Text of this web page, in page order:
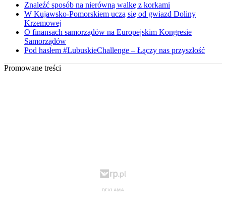
Znaleźć sposób na nierówną walkę z korkami
W Kujawsko-Pomorskiem uczą się od gwiazd Doliny
Krzemowej
O finansach samorządów na Europejskim Kongresie
Samorządów
Pod hasłem #LubuskieChallenge – Łączy nas przyszłość
Promowane treści